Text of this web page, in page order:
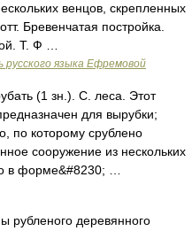
венцов, скрепленных
Бревенчатая постройка.
Т. Ф …
языка Ефремовой
(1 зн.). С. леса. Этот
для вырубки;
по которому срублено
сооружение из нескольких
в форме&#8230; …
рубленого деревянного